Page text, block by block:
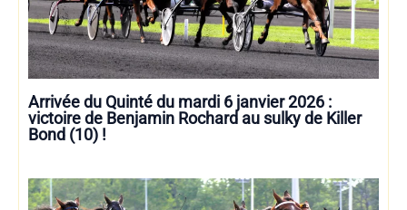
Arrivée du Quinté du mardi 6 janvier 2026 :
victoire de Benjamin Rochard au sulky de Killer
Bond (10) !